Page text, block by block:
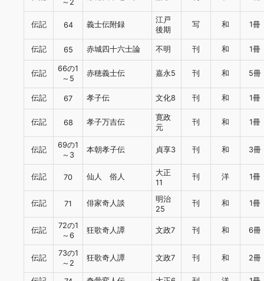
～2
伝記 64 義士伝附録
江戸
後期
写 和 1冊
伝記 65 赤城四十六士論 不明 刊 和 1冊
伝記
66の1
～5
赤穂義士伝 嘉永5 刊 和 5冊
伝記 67 孝子伝 文化8 刊 和 1冊
伝記 68 孝子万吉伝
寛政
元
刊 和 1冊
伝記
69の1
～3
本朝孝子伝 貞享3 刊 和 3冊
伝記 70 仙人 俗人
大正
11
刊 洋 1冊
伝記 71 俳家奇人談
明治
25
刊 和 1冊
伝記
72の1
～6
狂歌奇人譚 文政7 刊 和 6冊
伝記
73の1
～2
狂歌奇人譚 文政7 刊 和 2冊